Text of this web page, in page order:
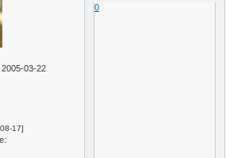
2005-03-22
17]
0